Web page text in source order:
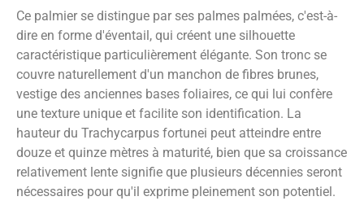
Ce palmier se distingue par ses palmes palmées, c'est-à-
dire en forme d'éventail, qui créent une silhouette
caractéristique particulièrement élégante. Son tronc se
couvre naturellement d'un manchon de fibres brunes,
vestige des anciennes bases foliaires, ce qui lui confère
une texture unique et facilite son identification. La
hauteur du Trachycarpus fortunei peut atteindre entre
douze et quinze mètres à maturité, bien que sa croissance
relativement lente signifie que plusieurs décennies seront
nécessaires pour qu'il exprime pleinement son potentiel.